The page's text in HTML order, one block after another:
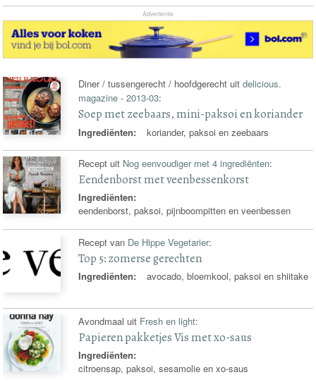
Advertentie
Diner / tussengerecht / hoofdgerecht uitdelicious.
magazine - 2013-03:
Soep met zeebaars, mini-paksoi en koriander
Ingrediënten: koriander, paksoi en zeebaars
Recept uit Nog eenvoudiger met 4 ingrediënten:
Eendenborst met veenbessenkorst
Ingrediënten:
eendenborst, paksoi, pijnboompitten en veenbessen
Recept van De Hippe Vegetarier:
Top 5: zomerse gerechten
Ingrediënten: avocado, bloemkool, paksoi en shiitake
Avondmaal uit Fresh en light:
Papieren pakketjes Vis met xo-saus
Ingrediënten:
citroensap, paksoi, sesamolie en xo-saus